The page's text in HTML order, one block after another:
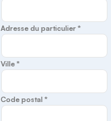
Adresse du particulier *
Ville *
Code postal *